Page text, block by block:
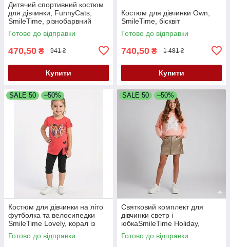
Дитячий спортивний костюм
для дівчинки, FunnyCats,
SmileTime, різнобарвний
Готово до відправки
470,50 ₴ 941 ₴
Купити
Костюм для дівчинки Own,
SmileTime, бісквіт
Готово до відправки
740,50 ₴ 1 481 ₴
Купити
SALE 50 –50%
Костюм для дівчинки на літо
футболка та велосипедки
SmileTime Lovely, корал із
чорним
Готово до відправки
SALE 50 –50%
Святковий комплект для
дівчинки светр і
юбкаSmileTime Holiday,
персиковий
Готово до відправки